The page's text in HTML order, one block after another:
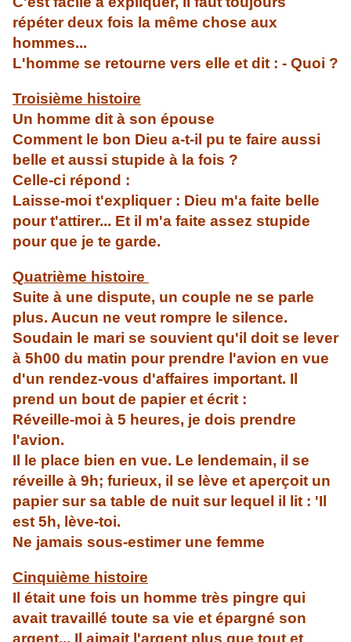
répéter deux fois la même chose aux
hommes...
L'homme se retourne vers elle et dit : - Quoi ?
Troisième histoire
Un homme dit à son épouse
Comment le bon Dieu a-t-il pu te faire aussi
belle et aussi stupide à la fois ?
Celle-ci répond :
Laisse-moi t'expliquer : Dieu m'a faite belle
pour t'attirer... Et il m'a faite assez stupide
pour que je te garde.
Quatrième histoire
Suite à une dispute, un couple ne se parle
plus. Aucun ne veut rompre le silence.
Soudain le mari se souvient qu'il doit se lever
à 5h00 du matin pour prendre l'avion en vue
d'un rendez-vous d'affaires important. Il
prend un bout de papier et écrit :
Réveille-moi à 5 heures, je dois prendre
l'avion.
Il le place bien en vue. Le lendemain, il se
réveille à 9h; furieux, il se lève et aperçoit un
papier sur sa table de nuit sur lequel il lit : 'Il
est 5h, lève-toi.
Ne jamais sous-estimer une femme
Cinquième histoire
Il était une fois un homme très pingre qui
avait travaillé toute sa vie et épargné son
argent... Il aimait l'argent plus que tout et